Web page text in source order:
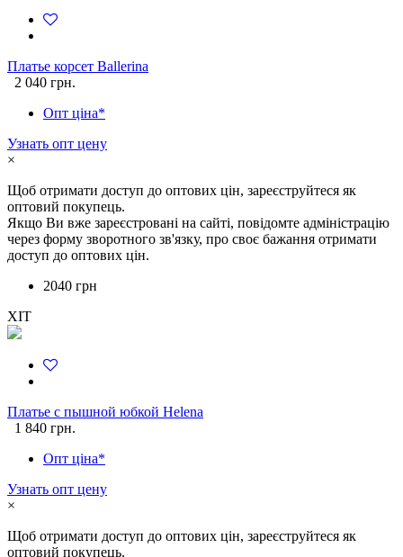
Платье корсет Ballerina
2 040 грн.
Опт ціна*
Узнать опт цену
×
Щоб отримати доступ до оптових цін, зареєструйтеся як
оптовий покупець.
Якщо Ви вже зареєстровані на сайті, повідомте адміністрацію
через форму зворотного зв'язку, про своє бажання отримати
доступ до оптових цін.
2040 грн
ХІТ
Платье с пышной юбкой Helena
1 840 грн.
Опт ціна*
Узнать опт цену
×
Щоб отримати доступ до оптових цін, зареєструйтеся як
оптовий покупець.